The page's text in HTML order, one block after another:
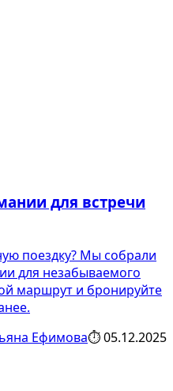
для встречи
поездку? Мы собрали
для незабываемого
маршрут и бронируйте
Ефимова⏱05.12.2025